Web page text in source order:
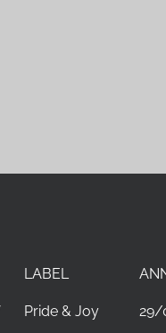
LABEL
Pride & Joy 29/